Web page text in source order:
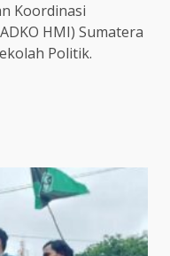
Koordinasi
HMI) Sumatera
Politik.